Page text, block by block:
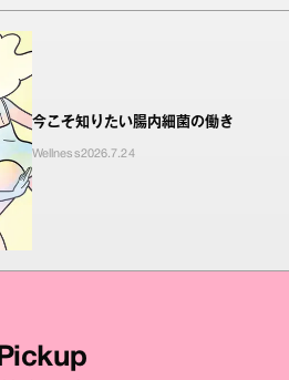
今こそ知りたい腸内細菌の働き
Wellness2026.7.24
Pickup